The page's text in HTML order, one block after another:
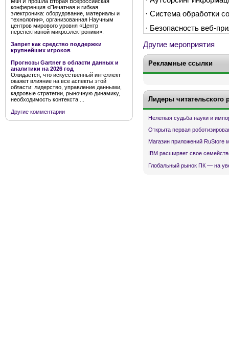
конференция «Печатная и гибкая
электроника: оборудование, материалы и
технологии», организованная Научным
центров мирового уровня «Центр
перспективной микроэлектроники».
Запрет как средство поддержки
крупнейших игроков
Прогнозы Gartner в области данных и
аналитики на 2026 год
Ожидается, что искусственный интеллект
окажет влияние на все аспекты этой
области: лидерство, управление данными,
кадровые стратегии, рыночную динамику,
необходимость контекста ...
Другие комментарии
· Система обработки
· Безопасность веб-
Другие мероприятия
Рекламные ссылки
Лидеры читательского
Нелегкая судьба науки и
Открыта первая
Магазин приложений RuStore
IBM расширяет свое
Глобальный рынок ПК — на